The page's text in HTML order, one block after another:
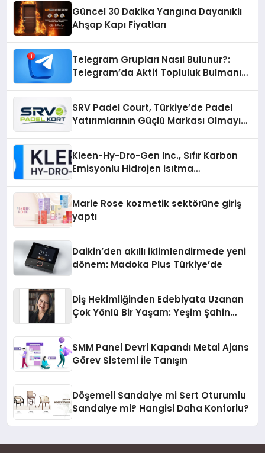
Güncel 30 Dakika Yangına Dayanıklı
Ahşap Kapı Fiyatları
Telegram Grupları Nasıl Bulunur?:
Telegram’da Aktif Topluluk Bulmanın
SRV Padel Court, Türkiye’de Padel
Yatırımlarının Güçlü Markası Olmayı
Kleen-Hy-Dro-Gen Inc., Sıfır Karbon
Emisyonlu Hidrojen Isıtma
Marie Rose kozmetik sektörüne giriş
yaptı
Daikin’den akıllı iklimlendirmede yeni
dönem: Madoka Plus Türkiye’de
Diş Hekimliğinden Edebiyata Uzanan
Çok Yönlü Bir Yaşam: Yeşim Şahin
SMM Panel Devri Kapandı Metal Ajans
Görev Sistemi İle Tanışın
Döşemeli Sandalye mi Sert Oturumlu
Sandalye mi? Hangisi Daha Konforlu?